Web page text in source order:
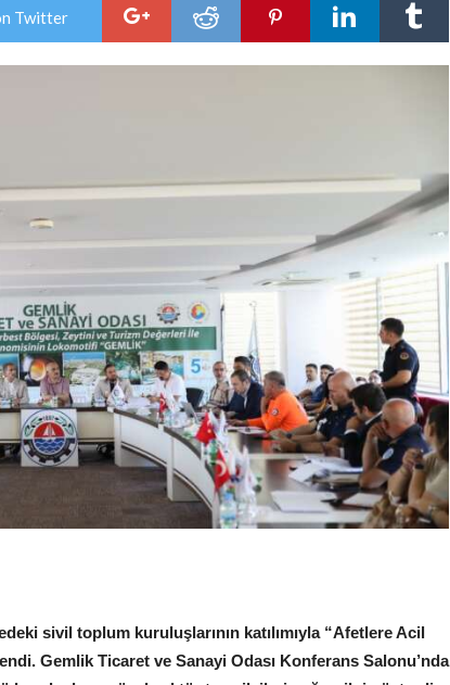
için
Twitter
sivil toplum kuruluşlarının katılımıyla “Afetlere Acil
Gemlik Ticaret ve Sanayi Odası Konferans Salonu’nda